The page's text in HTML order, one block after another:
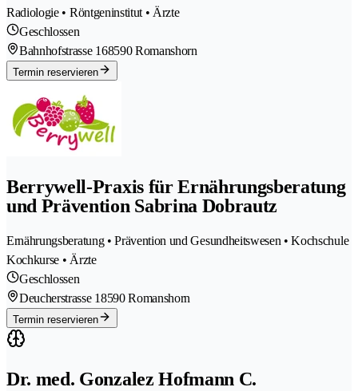
Radiologie • Röntgeninstitut • Ärzte
Geschlossen
Bahnhofstrasse 168590 Romanshorn
Termin reservieren
Berrywell-Praxis für Ernährungsberatung
und Prävention Sabrina Dobrautz
Ernährungsberatung • Prävention und Gesundheitswesen • Kochschule
Kochkurse • Ärzte
Geschlossen
Deucherstrasse 18590 Romanshorn
Termin reservieren
Dr. med. Gonzalez Hofmann C.